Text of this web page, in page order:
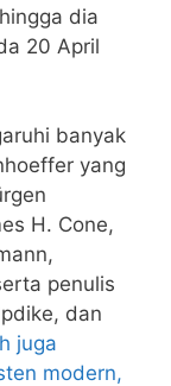
dia
20 April
banyak
yang
H. Cone,
penulis
dan
juga
modern,